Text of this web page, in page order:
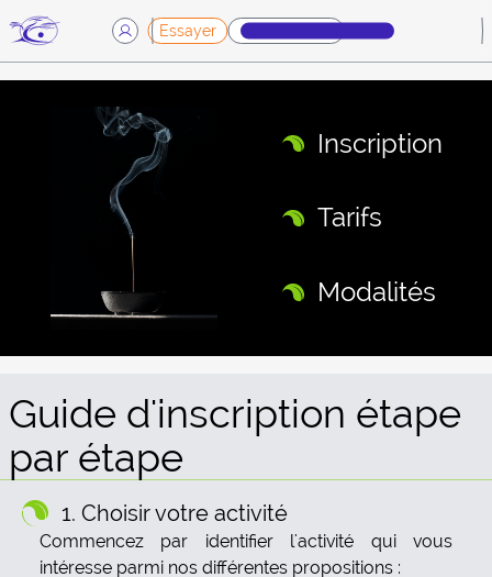
Essayer
Inscription
Tarifs
Modalités
Guide d'inscription étape
par étape
1. Choisir votre activité
Commencez par identifier l'activité qui vous
intéresse parmi nos différentes propositions :